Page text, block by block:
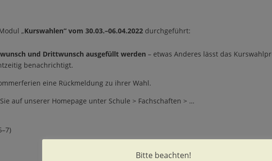
„Kurswahlen“ vom 30.03.–06.04.2022 durchgeführt:
und Drittwunsch ausgefüllt werden – etwas Anderes lässt das
benachrichtigt.
eine Rückmeldung zu ihrer Wahl.
auf unserer Homepage unter Schule > Fachschaften > …
Bitte beachten!